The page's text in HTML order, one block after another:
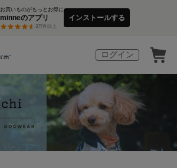
お買いものがもっとお得に
minneのアプリ
3万件以上
インストールする
ログイン